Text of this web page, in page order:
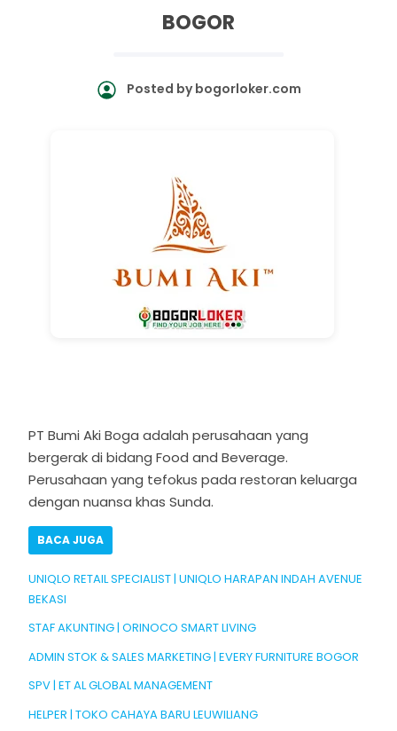
BOGOR
Posted bybogorloker.com
PT Bumi Aki Boga adalah perusahaan yang
bergerak di bidang Food and Beverage.
Perusahaan yang tefokus pada restoran keluarga
dengan nuansa khas Sunda.
BACA JUGA
UNIQLO RETAIL SPECIALIST | UNIQLO HARAPAN INDAH AVENUE
BEKASI
STAF AKUNTING | ORINOCO SMART LIVING
ADMIN STOK & SALES MARKETING | EVERY FURNITURE BOGOR
SPV | ET AL GLOBAL MANAGEMENT
HELPER | TOKO CAHAYA BARU LEUWILIANG